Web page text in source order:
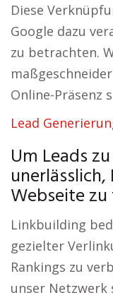
Diese
Google dazu
zu betrachten.
Online-Präsenz
Lead
Um Leads
Webseite
Linkbuilding
gezielter
Rankings zu
unser Netzwerk